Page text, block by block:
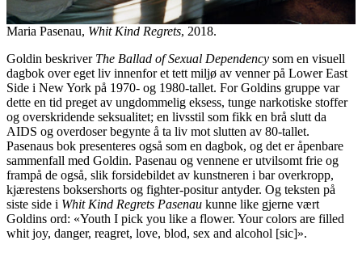
Maria Pasenau, Whit Kind Regrets, 2018.
Goldin beskriver The Ballad of Sexual Dependency som en visuell
dagbok over eget liv innenfor et tett miljø av venner på Lower East
Side i New York på 1970- og 1980-tallet. For Goldins gruppe var
dette en tid preget av ungdommelig eksess, tunge narkotiske stoffer
og overskridende seksualitet; en livsstil som fikk en brå slutt da
AIDS og overdoser begynte å ta liv mot slutten av 80-tallet.
Pasenaus bok presenteres også som en dagbok, og det er åpenbare
sammenfall med Goldin. Pasenau og vennene er utvilsomt frie og
frampå de også, slik forsidebildet av kunstneren i bar overkropp,
kjærestens boksershorts og fighter-positur antyder. Og teksten på
siste side i Whit Kind Regrets Pasenau kunne like gjerne vært
Goldins ord: «Youth I pick you like a flower. Your colors are filled
whit joy, danger, reagret, love, blod, sex and alcohol [sic]».